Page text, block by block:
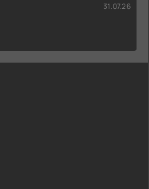
31.07.26